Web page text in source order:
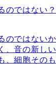
のではない
のではない
、音の新し
、細胞その